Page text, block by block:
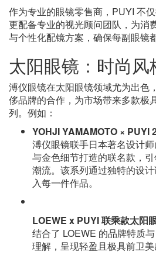
作为专业的眼镜零售商，PUYI 不
更配备专业的视光顾问团队，为消
与个性化配镜方案，确保每副眼镜
太阳眼镜：时尚风
溥仪眼镜在太阳眼镜领域尤为出色
侈品牌的合作，为市场带来多款极
列。例如：
YOHJI YAMAMOTO × PUYI
溥仪眼镜联手日本著名设计
与金色细节打造的联名款，
潮流。该系列通过独特的设
入每一件作品。
LOEWE x PUYI 联乘款太阳
结合了 LOEWE 的品牌特质
理解，呈现轻盈且极具前卫美